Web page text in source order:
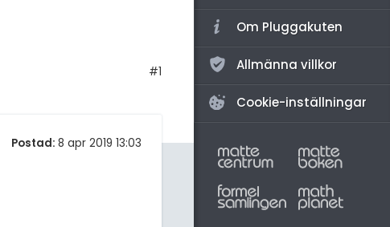
#1
Postad: 8 apr 2019 13:03
Om Pluggakuten
Allmänna villkor
Cookie-inställningar